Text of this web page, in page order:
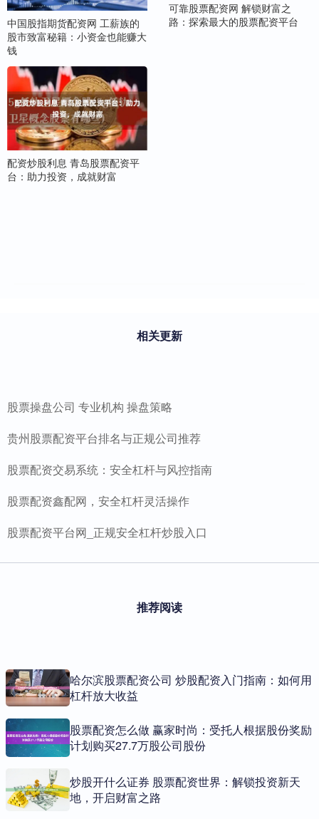
中国股指期货配资网 工薪族的
股市致富秘籍：小资金也能赚大
钱
可靠股票配资网 解锁财富之
路：探索最大的股票配资平台
配资炒股利息 青岛股票配资平
台：助力投资，成就财富
相关更新
股票操盘公司 专业机构 操盘策略
贵州股票配资平台排名与正规公司推荐
股票配资交易系统：安全杠杆与风控指南
股票配资鑫配网，安全杠杆灵活操作
股票配资平台网_正规安全杠杆炒股入口
推荐阅读
哈尔滨股票配资公司 炒股配资入门指南：如何用
杠杆放大收益
股票配资怎么做 赢家时尚：受托人根据股份奖励
计划购买27.7万股公司股份
炒股开什么证券 股票配资世界：解锁投资新天
地，开启财富之路